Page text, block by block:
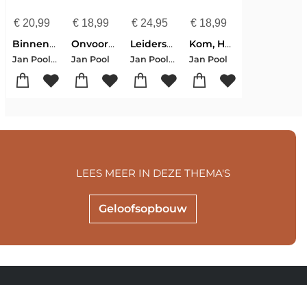
€20,99
Binnenspiegel
Jan Pool-Michiel Santman
€18,99
Onvoorstelbare genade
Jan Pool
€ 24,95
Leiderschap in beweging
Jan Pool-Jakob van Wielink
€ 18,99
Kom, Heilige Geest!
Jan Pool
Geloofsopbouw
LEES MEER IN DEZE THEMA'S